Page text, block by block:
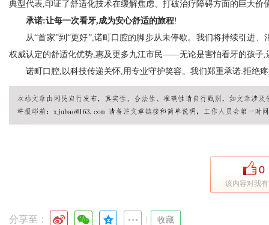
典型代表,印证了舒适化技术在缓解焦虑、打破治疗障碍方面的巨大价
承诺:让每一次看牙,成为安心舒适的旅程!
从“首家”到“更好”,诺町口腔的脚步从未停歇。我们将持续引进、
权威认定的舒适化优势,惠及更多九江市民——无论是害怕看牙的孩子,
诺町口腔,以科技传递关怀,用专业守护笑容。我们郑重承诺:拒绝
0
该内容对我
分享至： 收藏